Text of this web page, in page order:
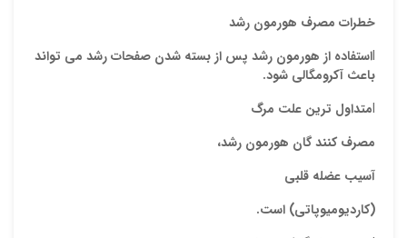
خطرات مصرف هورمون رشد
lاستفاده از هورمون رشد پس از بسته شدن صفحات رشد می تواند
باعث آکرومگالی شود.
lمتداول ترین علت مرگ
مصرف کنند گان هورمون رشد،
آسیب عضله قلبی
(کاردیومیوپاتی) است.